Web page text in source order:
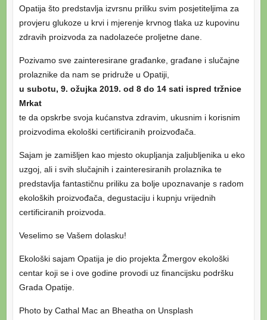
Opatija što predstavlja izvrsnu priliku svim posjetiteljima za
provjeru glukoze u krvi i mjerenje krvnog tlaka uz kupovinu
zdravih proizvoda za nadolazeće proljetne dane.
Pozivamo sve zainteresirane građanke, građane i slučajne
prolaznike da nam se pridruže u Opatiji,
u subotu, 9. ožujka 2019. od 8 do 14 sati ispred tržnice
Mrkat
te da opskrbe svoja kućanstva zdravim, ukusnim i korisnim
proizvodima ekološki certificiranih proizvođača.
Sajam je zamišljen kao mjesto okupljanja zaljubljenika u eko
uzgoj, ali i svih slučajnih i zainteresiranih prolaznika te
predstavlja fantastičnu priliku za bolje upoznavanje s radom
ekoloških proizvođača, degustaciju i kupnju vrijednih
certificiranih proizvoda.
Veselimo se Vašem dolasku!
Ekološki sajam Opatija je dio projekta Žmergov ekološki
centar koji se i ove godine provodi uz financijsku podršku
Grada Opatije.
Photo by Cathal Mac an Bheatha on Unsplash